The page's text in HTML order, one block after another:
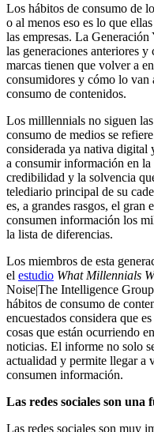
Los hábitos de consumo de
o al menos eso es lo que
las empresas. La
las generaciones anteriores
marcas tienen que volver a
consumidores y cómo lo van
consumo de contenidos.
Los milllennials no siguen
consumo de medios se
considerada ya nativa digital
a consumir información en la
credibilidad y la solvencia
telediario principal de su
es, a grandes rasgos, el
consumen información los
la lista de diferencias.
Los miembros de esta
el estudio What Millennials
Noise|The Intelligence
hábitos de consumo de
encuestados considera que
cosas que están ocurriendo
noticias. El informe no solo
actualidad y permite llegar a
consumen información.
Las redes sociales son
Las redes sociales son muy